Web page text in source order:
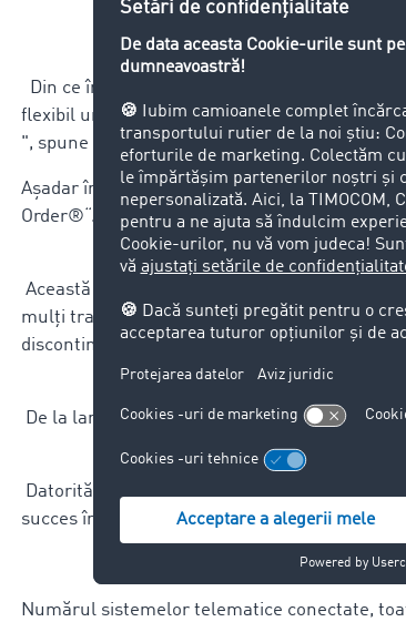
Din ce în ce mai mulți clienți folosesc
flexibil unei game largi de nevoi de
", spune Gburek.
Aşadar în anul 2017, TimoCom a dezvoltat
Order®“.
Această aplicație le oferă companiilor
mulți transportatori simultan, pentru a
discontinuitate în mass-media.
De la lansarea pe piață în iulie 2017, au fost
Datorită "Strângerii de mână digitale" în
succes în domeniul transporturilor.
Numărul sistemelor telematice conectate,